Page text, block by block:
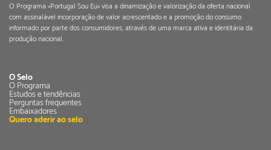
O Programa «Portugal Sou Eu» visa a dinamização e valorização da oferta nacional
com assinalável incorporação de valor acrescentado e a promoção do consumo
informado por parte dos consumidores, através de uma marca ativa e identitária da
produção nacional.
O Selo
O Programa
Estudos e tendências
Perguntas frequentes
Embaixadores
Quero aderir ao selo